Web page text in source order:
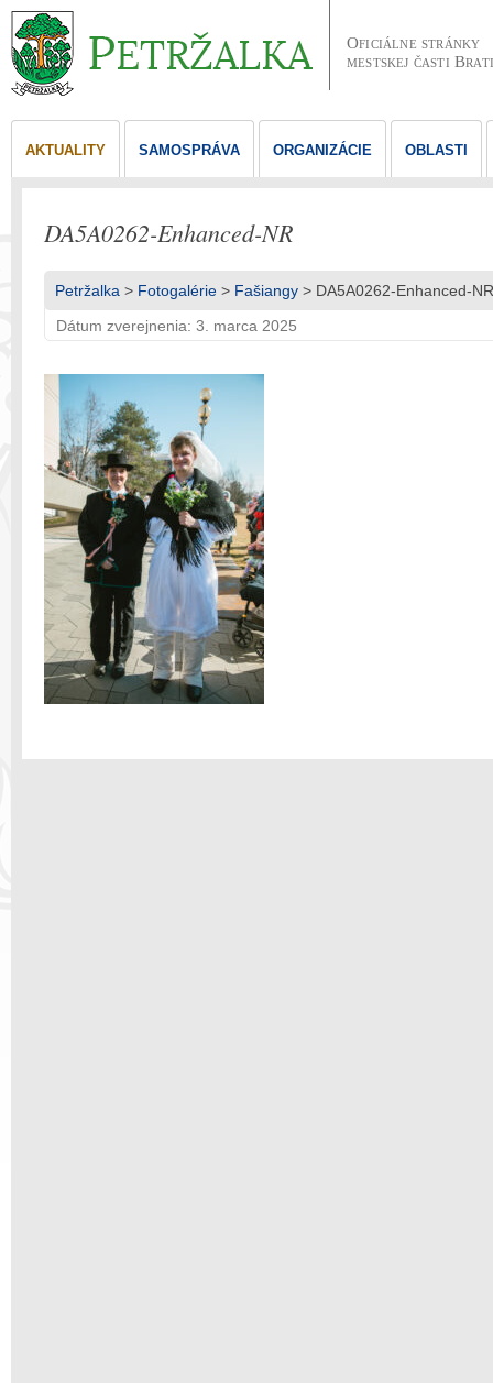
Oficiálne stránky
mestskej časti
AKTUALITY SAMOSPRÁVA ORGANIZÁCIE OBLASTI
DA5A0262-Enhanced-NR
Petržalka > Fotogalérie > Fašiangy > DA5A0262-Enhanced-NR
Dátum zverejnenia: 3. marca 2025